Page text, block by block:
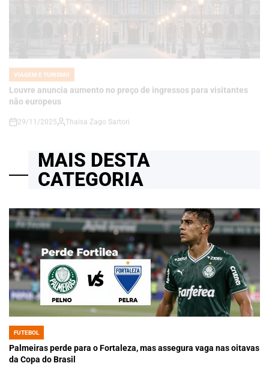
Louvre anuncia aumento no preço de ingressos para visitantes
on
29/11/2025 Thaisa Zago Sartori
MAIS DESTA
CATEGORIA
POSTED
IN
FUTEBOL
Palmeiras perde para o Fortaleza, mas assegura vaga nas oitavas
da Copa do Brasil